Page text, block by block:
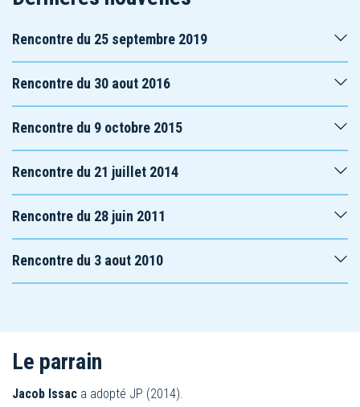
Rencontre du 25 septembre 2019
Rencontre du 30 aout 2016
Rencontre du 9 octobre 2015
Rencontre du 21 juillet 2014
Rencontre du 28 juin 2011
Rencontre du 3 aout 2010
Le parrain
Jacob Issac a adopté JP (2014).